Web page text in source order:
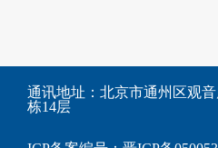
通讯地址：北京市通州区观
栋14层